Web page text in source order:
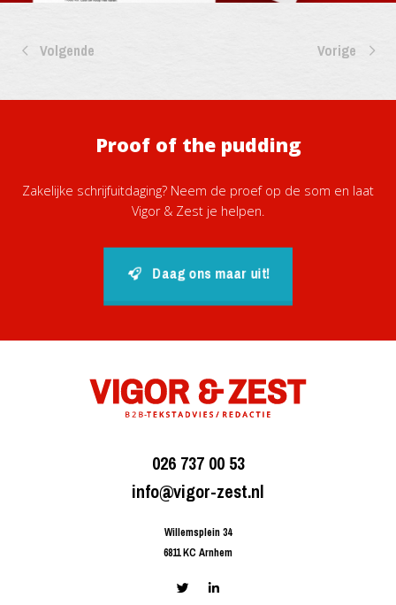
Volgende Vorige
Proof of the pudding
Zakelijke schrijfuitdaging? Neem de proef op de som en laat
Vigor & Zest je helpen.
Daag ons maar uit!
026 737 00 53
info@vigor-zest.nl
Willemsplein 34
6811 KC Arnhem